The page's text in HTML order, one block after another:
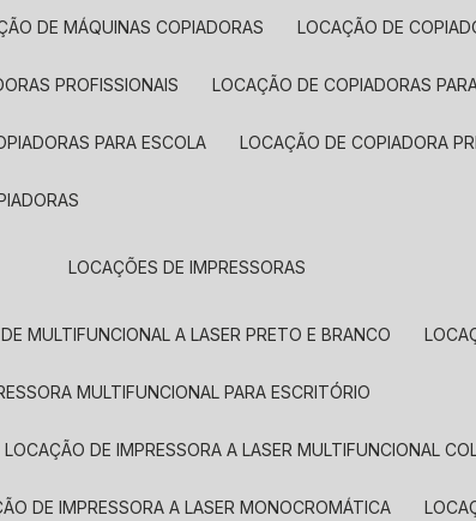
DE MÁQUINAS COPIADORAS LOCAÇÃO DE
PROFISSIONAIS LOCAÇÃO DE COPIADORAS
PARA ESCOLA LOCAÇÃO DE COPIADORA
LOCAÇÕES DE IMPRESSORAS
DE MULTIFUNCIONAL A LASER PRETO E BRANCO
MULTIFUNCIONAL PARA ESCRITÓRIO
LOCAÇÃO DE IMPRESSORA A LASER MULTIFUNCIONAL
DE IMPRESSORA A LASER MONOCROMÁTICA